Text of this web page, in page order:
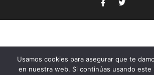
Usamos cookies para asegurar que te
en nuestra web. Si continúas usando este